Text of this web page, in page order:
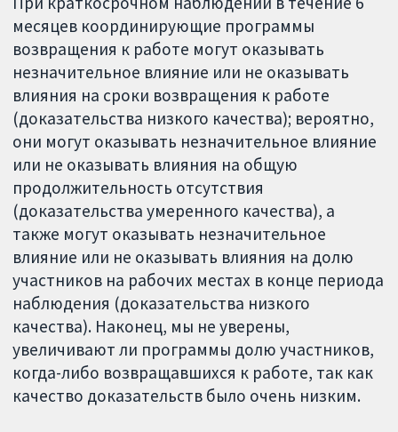
месяцев координирующие программы
возвращения к работе могут оказывать
незначительное влияние или не оказывать
влияния на сроки возвращения к работе
(доказательства низкого качества); вероятно,
они могут оказывать незначительное влияние
или не оказывать влияния на общую
продолжительность отсутствия
(доказательства умеренного качества), а
также могут оказывать незначительное
влияние или не оказывать влияния на долю
участников на рабочих местах в конце периода
наблюдения (доказательства низкого
качества). Наконец, мы не уверены,
увеличивают ли программы долю участников,
когда-либо возвращавшихся к работе, так как
качество доказательств было очень низким.